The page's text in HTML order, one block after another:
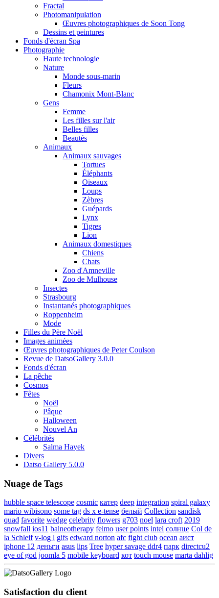
Fractal
Photomanipulation
Œuvres photographiques de Soon Tong
Dessins et peintures
Fonds d'écran Spa
Photographie
Haute technologie
Nature
Monde sous-marin
Fleurs
Chamonix Mont-Blanc
Gens
Femme
Les filles sur l'air
Belles filles
Beautés
Animaux
Animaux sauvages
Tortues
Éléphants
Oiseaux
Loups
Zèbres
Guépards
Lynx
Tigres
Lion
Animaux domestiques
Chiens
Chats
Zoo d'Amneville
Zoo de Mulhouse
Insectes
Strasbourg
Instantanés photographiques
Roppenheim
Mode
Filles du Père Noël
Images animées
Œuvres photographiques de Peter Coulson
Revue de DatsoGallery 3.0.0
Fonds d'écran
La pêche
Cosmos
Fêtes
Noël
Pâque
Halloween
Nouvel An
Célébrités
Salma Hayek
Divers
Datso Gallery 5.0.0
Nuage de Tags
hubble space telescope cosmic катер deep integration spiral galaxy
mario wibisono some tag ds x e-tense белый Collection sandisk
quad favorite wedge celebrity flowers g703 noel lara croft 2019
snowfall ios11 balneotherapy feimo user points intel солнце Col de
la Schleif v-log l gifs edward norton afc fight club ocean аист
iphone 12 деньги asus lips Tree hyper savage ddr4 парк directcu2
eye of god joomla 5 mobile keyboard кот touch mouse marta dahlig
Satisfaction du client